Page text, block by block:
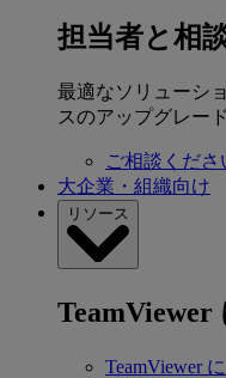
担当者と相
最適なソリューシ
スのアップグレー
ご相談くださ
大企業・組織向け
リソース
TeamViewer
TeamViewer